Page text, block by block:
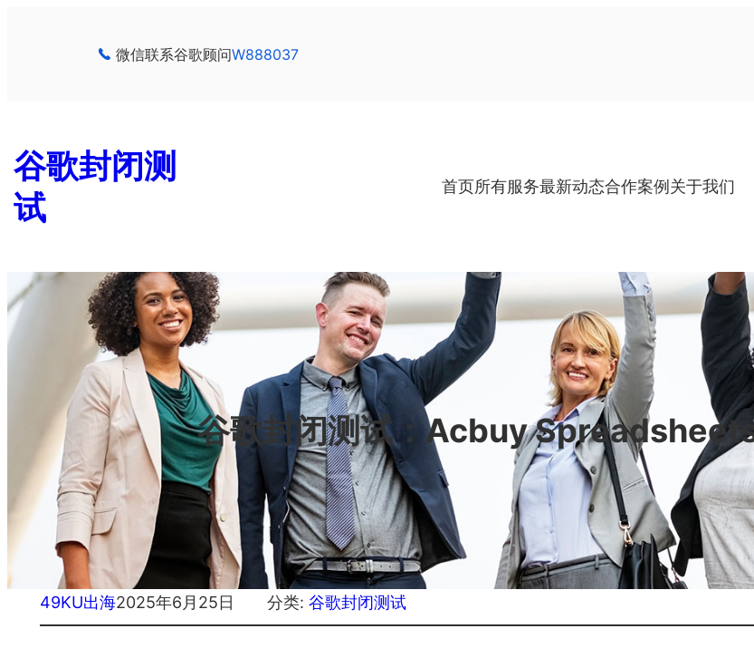
微信联系谷歌顾问W888037
谷歌封闭测
试
首页所有服务最新动态合作案例 关于我们
谷歌封闭测试：Acbuy
49KU出海2025年6月25日 分类: 谷歌封闭测试